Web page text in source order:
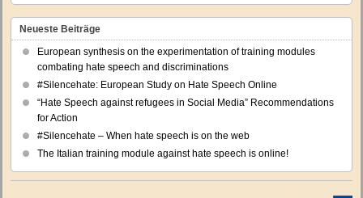
Neueste Beiträge
European synthesis on the experimentation of training modules
combating hate speech and discriminations
#Silencehate: European Study on Hate Speech Online
“Hate Speech against refugees in Social Media” Recommendations
for Action
#Silencehate – When hate speech is on the web
The Italian training module against hate speech is online!